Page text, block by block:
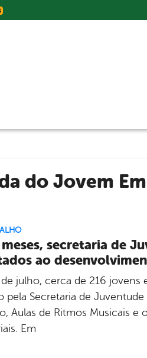
do Jovem
secretaria de
ao
julho, cerca de 216
pela Secretaria de
Aulas de Ritmos Musicais
Em